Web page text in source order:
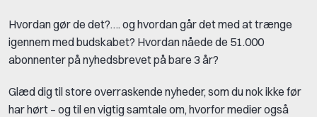
Hvordan gør de det?…. og hvordan går det med at trænge
igennem med budskabet? Hvordan nåede de 51.000
abonnenter på nyhedsbrevet på bare 3 år?
Glæd dig til store overraskende nyheder, som du nok ikke før
har hørt – og til en vigtig samtale om, hvorfor medier også